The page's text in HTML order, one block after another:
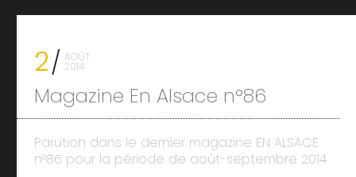
2 AOÛT
2014
Magazine En Alsace n°86
Parution dans le dernier magazine EN ALSACE
n°86 pour la période de août-septembre 2014